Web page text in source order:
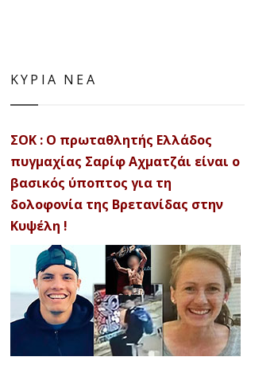
ΚΥΡΙΑ ΝΕΑ
ΣΟΚ : Ο πρωταθλητής Ελλάδος
πυγμαχίας Σαρίφ Αχματζάι είναι ο
βασικός ύποπτος για τη
δολοφονία της Βρετανίδας στην
Κυψέλη !